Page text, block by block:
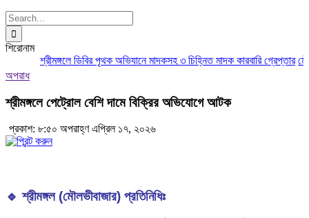
Search
for:
শিরোনাম
শ্রীমঙ্গলে ডিবির পৃথক অভিযানে মাদকসহ ৩ চিহ্নিত মাদক কারবারি গ্রেপ্তার
অপরাধ
শ্রীমঙ্গলে পেট্রোল বেশি দামে বিক্রির অভিযোগে আটক
প্রকাশ: ৮:৫০ অপরাহ্ণ এপ্রিল ১৭, ২০২৬
🔹 শ্রীমঙ্গল (মৌলভীবাজার) প্রতিনিধিঃ